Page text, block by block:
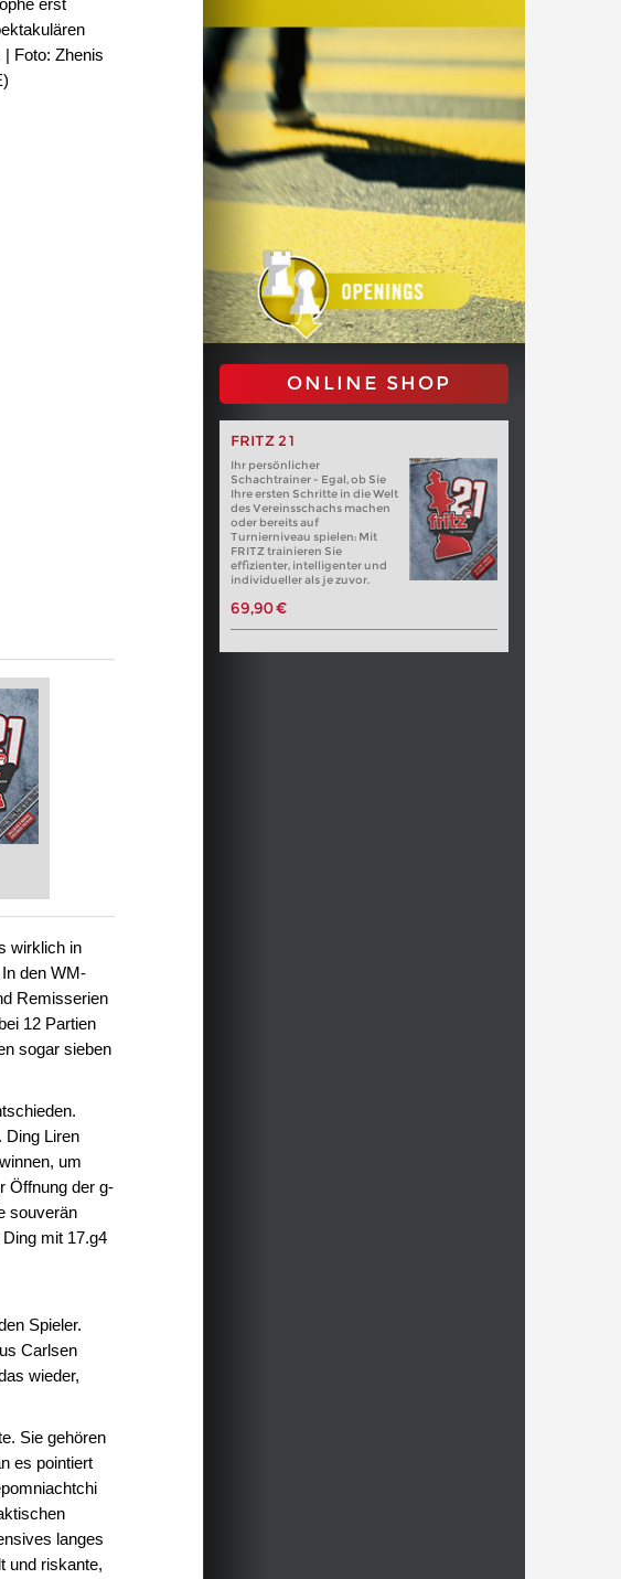
Foto: Zhenis
ONLINE SHOP
FRITZ 21
Ihr persönlicher
Schachtrainer - Egal, ob Sie
Ihre ersten Schritte in die Welt
des Vereinsschachs machen
oder bereits auf
Turnierniveau spielen: Mit
FRITZ trainieren Sie
effizienter, intelligenter und
individueller als je zuvor.
69,90 €
wirklich in
den WM-
Remisserien
12 Partien
sogar sieben
Ding Liren
um
Öffnung der g-
souverän
mit 17.g4
Spieler.
Carlsen
wieder,
Sie gehören
es pointiert
langes
und riskante,